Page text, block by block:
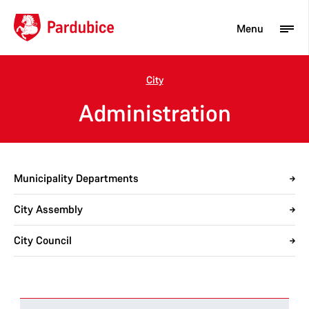
Tourist
Business
City
Administration
Municipality Departments
City Assembly
City Council
Menu